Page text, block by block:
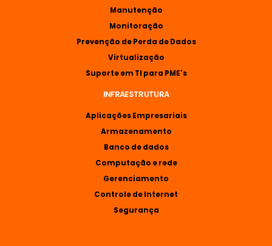
Manutenção
Monitoração
Prevenção de Perda de Dados
Virtualização
Suporte em TI para PME's
INFRAESTRUTURA
Aplicações Empresariais
Armazenamento
Banco de dados
Computação e rede
Gerenciamento
Controle de Internet
Segurança